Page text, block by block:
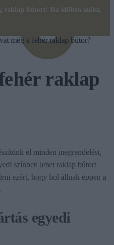
raklap bútort! Ha időben szólsz,
még a fehér raklap bútor?
raklap
el minden megrendelést,
színben lehet raklap bútort
ezért, hogy hol állnak éppen a
egyedi